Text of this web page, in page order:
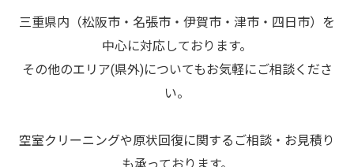
三重県内（松阪市・名張市・伊賀市・津市・四日市）を
中心に対応しております。
その他のエリア(県外)についてもお気軽にご相談くださ
い。
空室クリーニングや原状回復に関するご相談・お見積り